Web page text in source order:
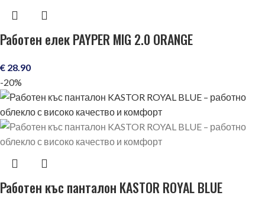
Работен елек PAYPER MIG 2.0 ORANGE
€ 28.90
-20%
Работен къс панталон KASTOR ROYAL BLUE